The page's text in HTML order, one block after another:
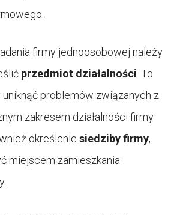
firmy jednoosobowej należy
przedmiot działalności. To
uniknąć problemów związanych z
zakresem działalności firmy.
określenie siedziby firmy,
miejscem zamieszkania